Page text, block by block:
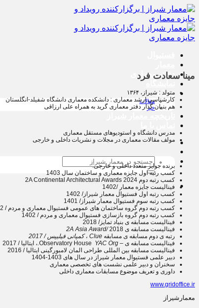
پرش
به
محتوا
دفاتر معماری
رسانه
مقالات
خبر
جستجو
برای:
مینا سعادت فرد
متولد : شیراز، ۱۳۶۴
کارشناسی ارشد معماری : دانشکده معماری دانشگاه شفیلد-انگلستان
هم بنیان گذار دفتر معماری گرید به همراه علی ارزاقی
مدرس دانشگاه و استودیوهای مستقل معماری
مولف مقالات معماری در مجلات و نشریات داخلی و خارجی
برنده جوایز متعدد داخلی و خارجی:
کسب رتبه اول جایزه معماری و ساختمان سال 1403
کسب رتبه دوم 2A Continental Architectural Awards 2024
فینالیست جایزه معمار /1402
كسب رتبه اول فستیوال معمار شیراز/ 1402
كسب رتبه سوم فستیوال معمار شیراز/ 1401
کسب رتبه دوم گروه ساختمان های عمومی فستیوال معماری و مردم / 1402
کسب رتبه دوم گروه بازسازی فستیوال معماری و مردم / 1402
فینالیست مسابقه ی بنیاد تمایز/ 2018
فینالیست مسابقه ی
2A Asia Award/2018
رتبه ی دوم مسابقه ی مسابقه Clue ،کمپانی فیلیپس/
2017
فینالیست مسابقه ی – Observatory House YAC Org.
، ایتالیا / 2017
فینالیست مسابقه بین المللی طراحی المان لامبورگینی ایتالیا / 2016
دبیر علمی فستیوال معمار شیراز در سال های 1403-1404
سخنران و دبیر علمی نشست های تخصصی معماری
داوری و تعریف موضوع مسابقات معماری داخلی
www.gridoffice.ir
معمارشیراز